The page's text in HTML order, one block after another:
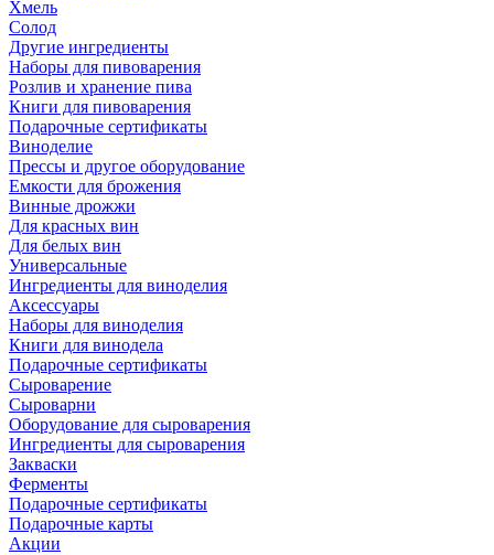
Хмель
Солод
Другие ингредиенты
Наборы для пивоварения
Розлив и хранение пива
Книги для пивоварения
Подарочные сертификаты
Виноделие
Прессы и другое оборудование
Емкости для брожения
Винные дрожжи
Для красных вин
Для белых вин
Универсальные
Ингредиенты для виноделия
Аксессуары
Наборы для виноделия
Книги для винодела
Подарочные сертификаты
Сыроварение
Сыроварни
Оборудование для сыроварения
Ингредиенты для сыроварения
Закваски
Ферменты
Подарочные сертификаты
Подарочные карты
Акции